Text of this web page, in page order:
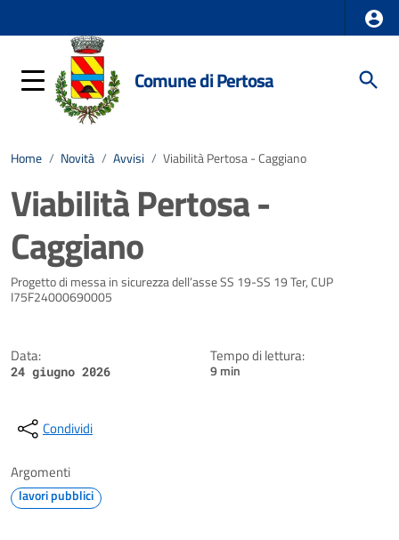
Comune di Pertosa
Home / Novità / Avvisi / Viabilità Pertosa - Caggiano
Viabilità Pertosa -
Caggiano
Dettagli della notizia
Progetto di messa in sicurezza dell’asse SS 19-SS 19 Ter, CUP
I75F24000690005
Data:
24 giugno 2026
Tempo di lettura:
9 min
Condividi
Argomenti
lavori pubblici